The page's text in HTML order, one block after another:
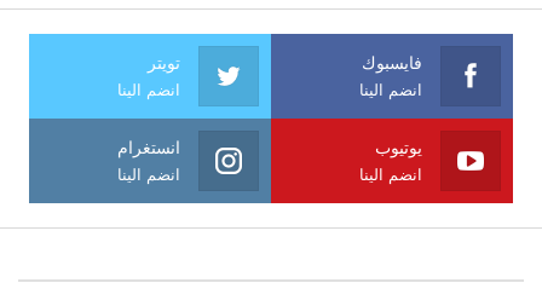
فايسبوك
انضم الينا
تويتر
انضم الينا
يوتيوب
انضم الينا
انستغرام
انضم الينا